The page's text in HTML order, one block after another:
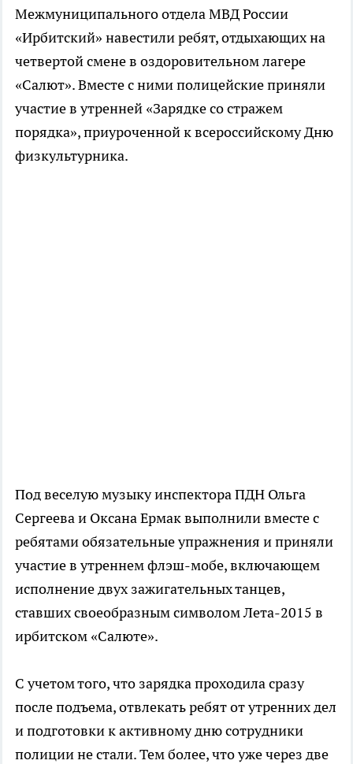
Межмуниципального отдела МВД России
«Ирбитский» навестили ребят, отдыхающих на
четвертой смене в оздоровительном лагере
«Салют». Вместе с ними полицейские приняли
участие в утренней «Зарядке со стражем
порядка», приуроченной к всероссийскому Дню
физкультурника.
Под веселую музыку инспектора ПДН Ольга
Сергеева и Оксана Ермак выполнили вместе с
ребятами обязательные упражнения и приняли
участие в утреннем флэш-мобе, включающем
исполнение двух зажигательных танцев,
ставших своеобразным символом Лета-2015 в
ирбитском «Салюте».
С учетом того, что зарядка проходила сразу
после подъема, отвлекать ребят от утренних дел
и подготовки к активному дню сотрудники
полиции не стали. Тем более, что уже через две